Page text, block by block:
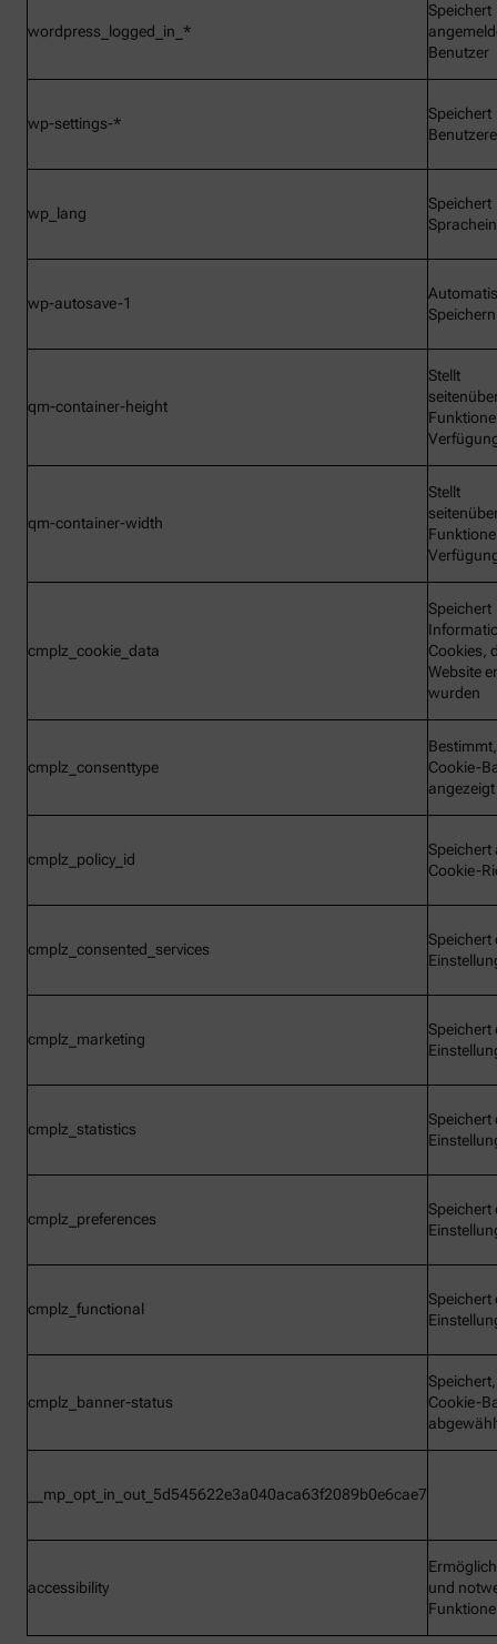
wordpress_logged_in_*
Speichert
Benutzer
wp-settings-*
Speichert
wp_lang
Speichert
wp-autosave-1
Speichern
qm-container-height
Stellt
qm-container-width
Stellt
cmplz_cookie_data
Speichert
Cookies,
Website
wurden
cmplz_consenttype
Cookie-
cmplz_policy_id
Speichert
Cookie-
cmplz_consented_services
Speichert
cmplz_marketing
Speichert
cmplz_statistics
Speichert
cmplz_preferences
Speichert
cmplz_functional
Speichert
cmplz_banner-status
Cookie-
__mp_opt_in_out_5d545622e3a040aca63f2089b0e6cae7
accessibility
und